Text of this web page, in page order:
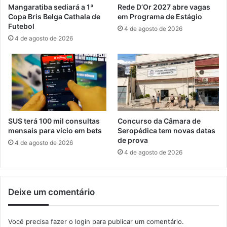
á
c
d
o
a
s
m
d
e
m
a
p
n
t
c
Mangaratiba sediará a 1ª
Copa Bris Belga Cathala de
Futebol
4 de agosto de 2026
Rede D’Or 2027 abre vagas
em Programa de Estágio
4 de agosto de 2026
SUS terá 100 mil consultas
mensais para vício em bets
4 de agosto de 2026
Concurso da Câmara de
Seropédica tem novas datas
de prova
4 de agosto de 2026
Deixe um comentário
Você precisa fazer o login para publicar um comentário.